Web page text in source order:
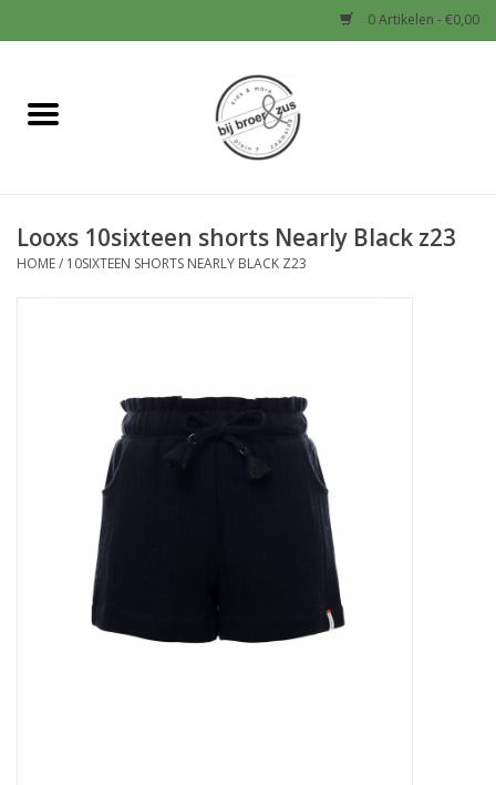
0 Artikelen - €0,00
Home
Baby
Schoenen en Tassen
Cadeaubonnen
Looxs 10sixteen shorts Nearly Black z23
HOME/ 10SIXTEEN SHORTS NEARLY BLACK Z23